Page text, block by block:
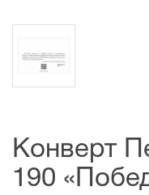
Конверт
190